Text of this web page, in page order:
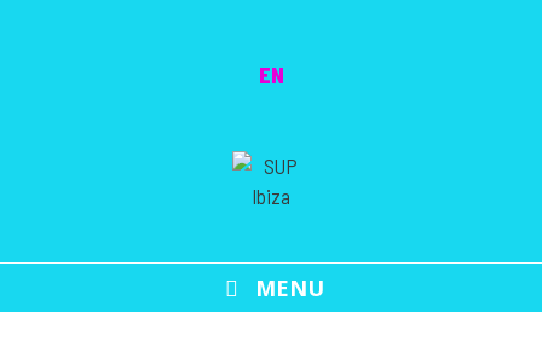
EN
MENU